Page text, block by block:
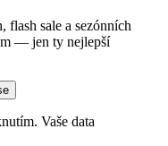
flash sale a sezónních
— jen ty nejlepší
Vaše data